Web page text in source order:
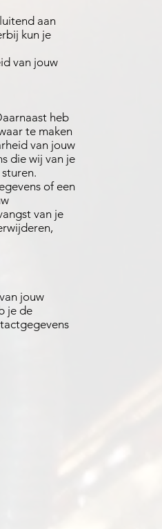
aan
kun je
van jouw
heb
te maken
van jouw
die wij van je
of een
van je
jouw
je de